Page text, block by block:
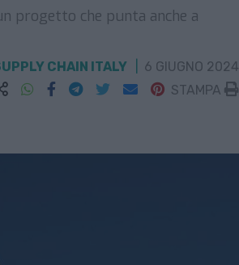
progetto che punta anche a
CHAIN ITALY
6 GIUGNO 2024
STAMPA